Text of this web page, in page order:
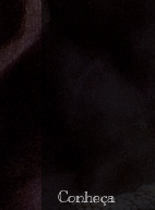
Conheça